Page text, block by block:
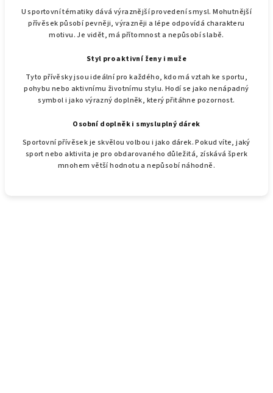
y
v
p
i
s
u
U sportovní tématiky dává výraznější provedení smysl. Mohutnější
přívěsek působí pevněji, výrazněji a lépe odpovídá charakteru
motivu. Je vidět, má přítomnost a nepůsobí slabě.
Styl pro aktivní ženy i muže
Tyto přívěsky jsou ideální pro každého, kdo má vztah ke sportu,
pohybu nebo aktivnímu životnímu stylu. Hodí se jako nenápadný
symbol i jako výrazný doplněk, který přitáhne pozornost.
Osobní doplněk i smysluplný dárek
Sportovní přívěsek je skvělou volbou i jako dárek. Pokud víte, jaký
sport nebo aktivita je pro obdarovaného důležitá, získává šperk
mnohem větší hodnotu a nepůsobí náhodně.